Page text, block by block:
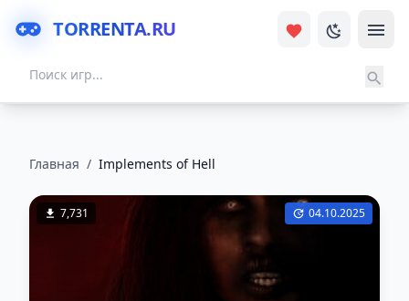
TORRENTA.RU
Главная / Implements of Hell
7,731 04.10.2025